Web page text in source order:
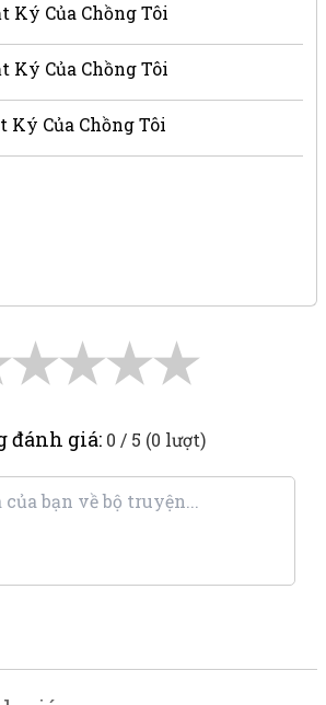
Ký Của Chồng Tôi
Ký Của Chồng Tôi
Ký Của Chồng Tôi
★
★
★
★
đánh giá: 0 / 5 (0 lượt)